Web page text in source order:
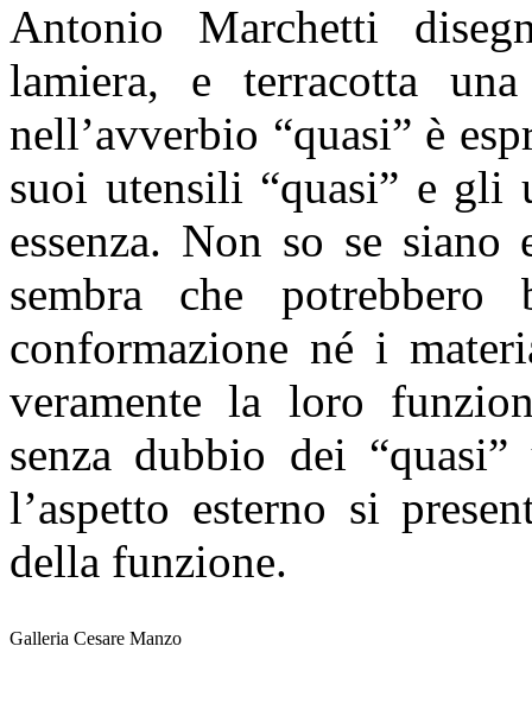
Antonio Marchetti
lamiera, e terracotta
nell’avverbio “quasi” è
suoi utensili “quasi” e
essenza. Non so se
sembra che
conformazione né i
veramente la loro
senza dubbio dei
l’aspetto esterno si
della funzione.
Galleria Cesare Manzo